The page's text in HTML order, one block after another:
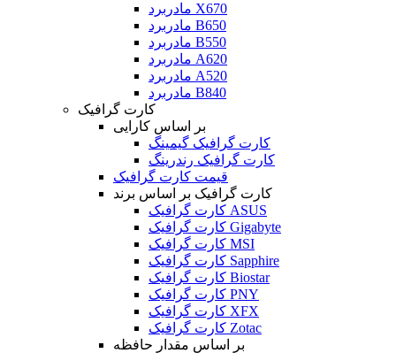
مادربرد X670
مادربرد B650
مادربرد B550
مادربرد A620
مادربرد A520
مادربرد B840
کارت گرافیک
بر اساس کارایی
کارت گرافیک گیمینگ
کارت گرافیک رندرینگ
قیمت کارت گرافیک
کارت گرافیک بر اساس برند
کارت گرافیک ASUS
کارت گرافیک Gigabyte
کارت گرافیک MSI
کارت گرافیک Sapphire
کارت گرافیک Biostar
کارت گرافیک PNY
کارت گرافیک XFX
کارت گرافیک Zotac
بر اساس مقدار حافظه